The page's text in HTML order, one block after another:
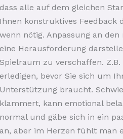
dass alle auf dem gleichen
Ihnen konstruktives Feedback
wenn nötig. Anpassung an
eine Herausforderung
Spielraum zu verschaffen.
erledigen, bevor Sie sich um
Unterstützung braucht.
klammert, kann emotional
normal und gäbe sich in ein
an, aber im Herzen fühlt man